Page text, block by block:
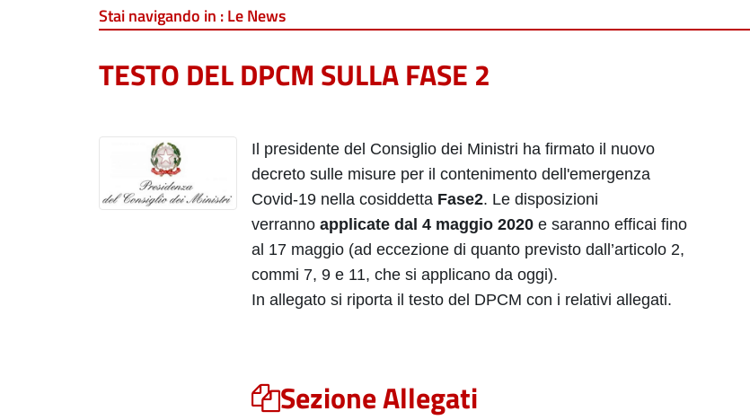
Stai navigando in :Le News
TESTO DEL DPCM SULLA FASE 2
Il presidente del Consiglio dei Ministri ha firmato il nuovo
decreto sulle misure per il contenimento dell'emergenza
Covid-19 nella cosiddetta Fase2. Le disposizioni
verranno applicate dal 4 maggio 2020e saranno efficai fino
al 17 maggio (ad eccezione di quanto previsto dall’articolo 2,
commi 7, 9 e 11, che si applicano da oggi).
In allegato si riporta il testo del DPCM con i relativi allegati.
Sezione Allegati